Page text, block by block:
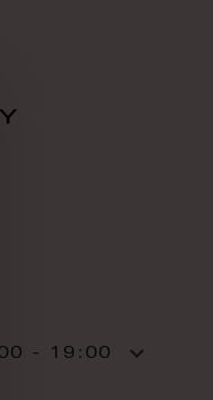
- 19:00